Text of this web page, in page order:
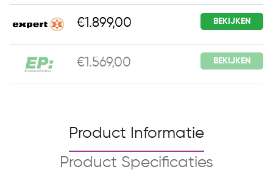
€1.569,00 BEKIJKEN
€1.899,00 BEKIJKEN
Product Informatie
Product Specificaties